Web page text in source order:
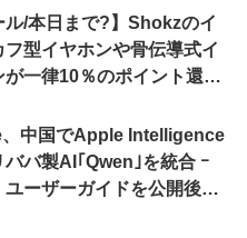
ル/本日まで?】Shokzのイ
フ型イヤホンや骨伝導式イ
が一律10％のポイント還元
中国でApple Intelligence
ババ製AI｢Qwen｣を統合 ｰ
ユーザーガイドを公開後に